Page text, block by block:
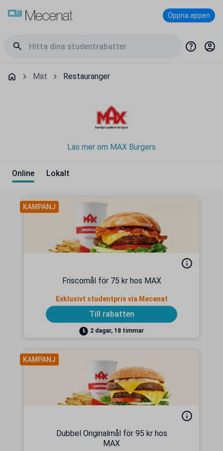
Öppna appen
Mat Restauranger
Läs mer om MAX Burgers
Online Lokalt
KAMPANJ
Friscomål för 75 kr hos MAX
Exklusivt studentpris via Mecenat
Till rabatten
2 dagar, 18 timmar
KAMPANJ
Dubbel Originalmål för 95 kr hos
MAX